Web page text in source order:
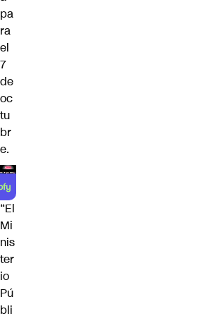
pa
ra
el
7
de
oc
tu
br
e.
“El
Mi
nis
ter
io
Pú
bli